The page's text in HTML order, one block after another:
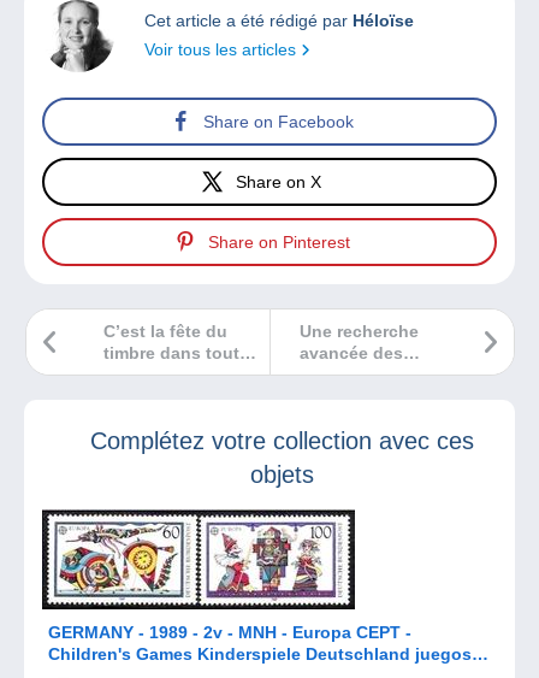
Cet article a été rédigé par Héloïse
Voir tous les articles
Share on Facebook
Share on X
Share on Pinterest
Une recherche
avancée des
postes qui vous
C’est pour
C’est la fête du
timbre dans toute
la France les 9 et
Complétez votre collection avec ces
objets
GERMANY - 1989 - 2v - MNH - Europa CEPT -
Children's Games Kinderspiele Deutschland juegos